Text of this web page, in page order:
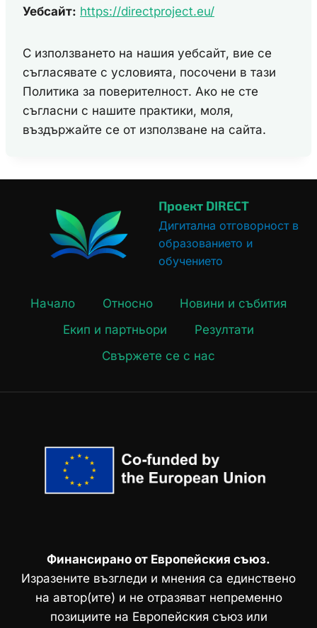
Уебсайт: https://directproject.eu/
С използването на нашия уебсайт, вие се
съгласявате с условията, посочени в тази
Политика за поверителност. Ако не сте
съгласни с нашите практики, моля,
въздържайте се от използване на сайта.
Проект DIRECT
Дигитална отговорност в
образованието и
обучението
Начало Относно
Новини и събития
Екип и партньори
Резултати
Свържете се с нас
Финансирано от Европейския съюз.
Изразените възгледи и мнения са единствено
на автор(ите) и не отразяват непременно
позициите на Европейския съюз или